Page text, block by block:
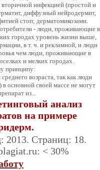
инфекцией (простой и
диффузный нейродермит,
стоп; дерматомикозами.
- люди, проживающие в
городах уровень жизни выше,
в т. ч. и рекламной, и люди
чем люди, проживающие в
и мелких городах.
принципу:
возраста, так как люди
основной своей массе не могут
из...
анализ
на примере
2013. Страниц: 18.
< 30%